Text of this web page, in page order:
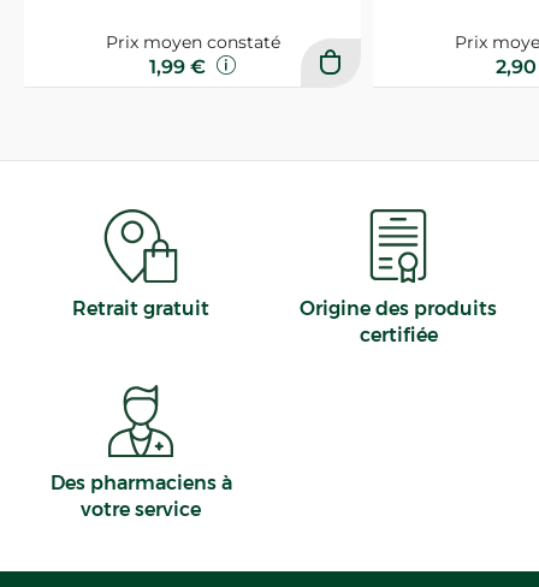
Prix moyen constaté
1,99 €
Prix
Retrait gratuit
Origine des produits
certifiée
Des pharmaciens à
votre service